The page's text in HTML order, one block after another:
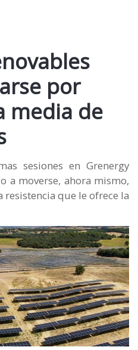
por
media de
sesiones en Grenergy
a moverse, ahora mismo,
resistencia que le ofrece la